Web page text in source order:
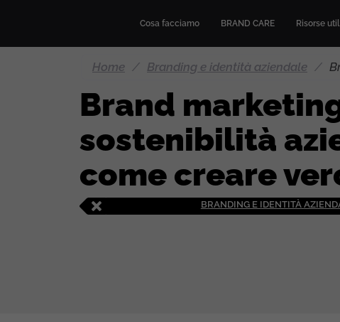
Cosa facciamo BRAND CARE Risorse
Home / Branding e identità aziendale /
Brand
sostenibilità
come creare
BRANDING E IDENTITÀ